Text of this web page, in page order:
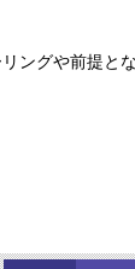
ングや前提と